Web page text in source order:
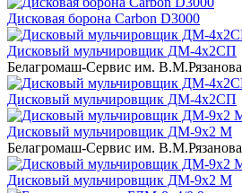
Дисковая борона Carbon D3000
Дисковый мульчировщик ДМ-4х2СП
Белагромаш-Сервис им. В.М.Рязанова
Дисковый мульчировщик ДМ-4х2СП
Дисковый мульчировщик ДМ-9х2 М
Белагромаш-Сервис им. В.М.Рязанова
Дисковый мульчировщик ДМ-9х2 М